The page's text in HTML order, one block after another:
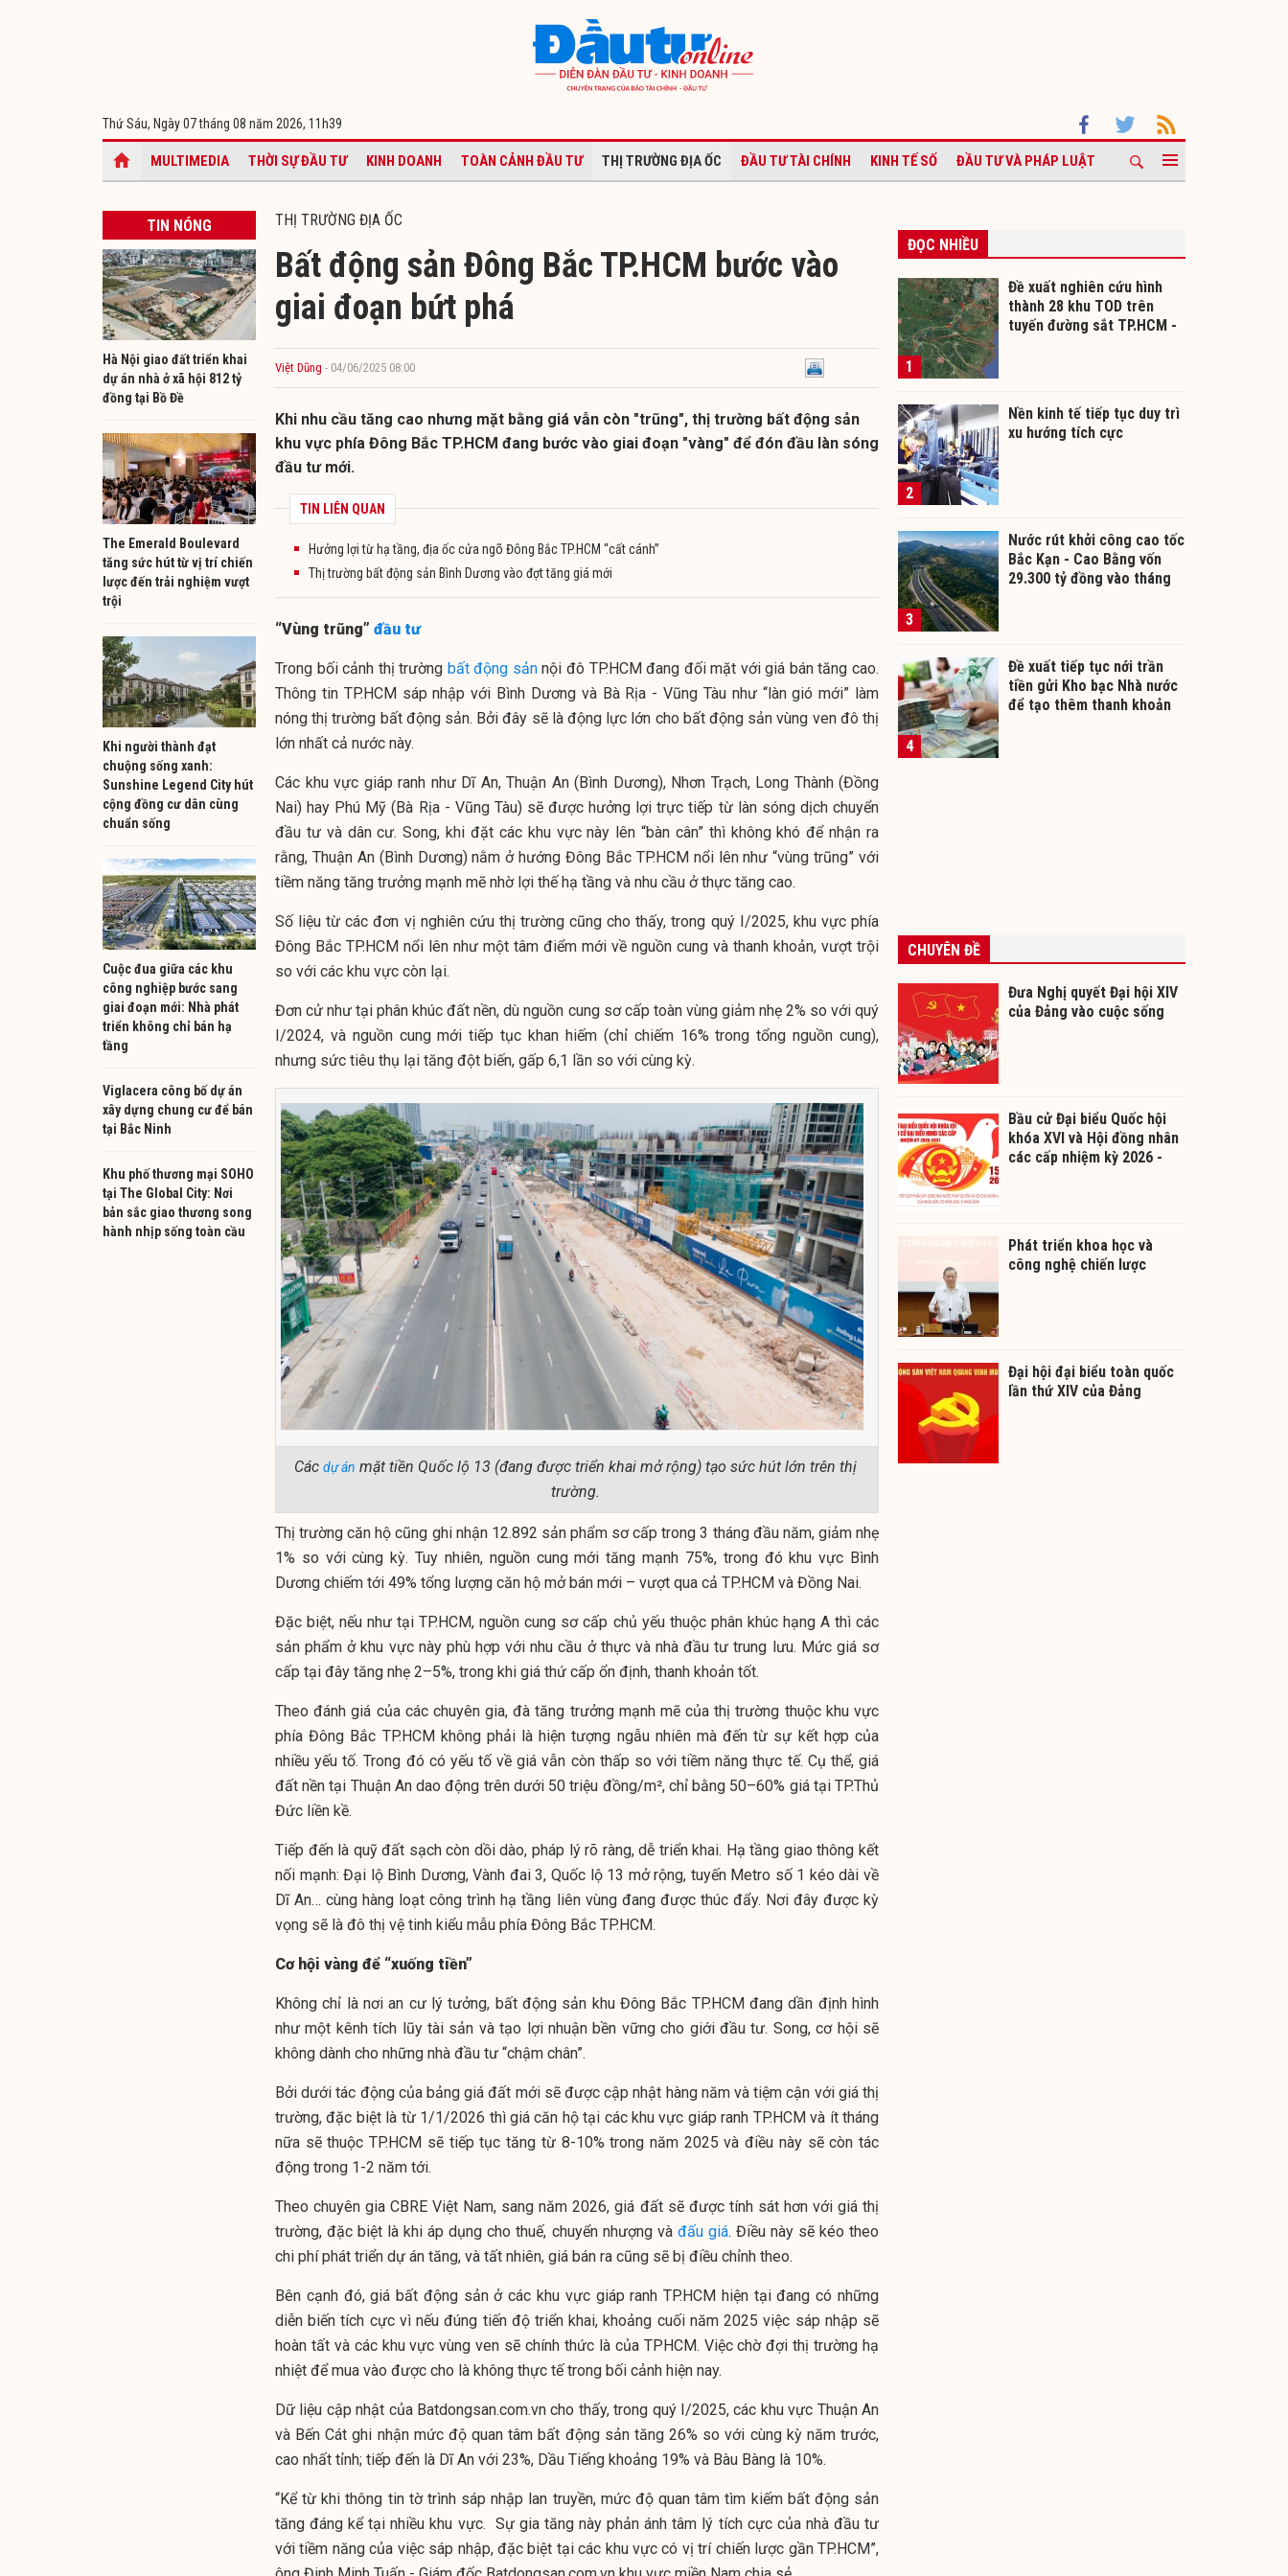
Thứ Sáu, Ngày 07 tháng 08 năm 2026, 11h39
MULTIMEDIA THỜI SỰ ĐẦU TƯ KINH DOANH TOÀN CẢNH ĐẦU TƯ THỊ TRƯỜNG ĐỊA ỐC ĐẦU TƯ TÀI CHÍNH KINH TẾ SỐ ĐẦU TƯ VÀ PHÁP LUẬT
TIN NÓNG
Hà Nội giao đất triển khai
dự án nhà ở xã hội 812 tỷ
đồng tại Bồ Đề
The Emerald Boulevard
tăng sức hút từ vị trí chiến
lược đến trải nghiệm vượt
trội
Khi người thành đạt
chuộng sống xanh:
Sunshine Legend City hút
cộng đồng cư dân cùng
chuẩn sống
Cuộc đua giữa các khu
công nghiệp bước sang
giai đoạn mới: Nhà phát
triển không chỉ bán hạ
tầng
Viglacera công bố dự án
xây dựng chung cư để bán
tại Bắc Ninh
Khu phố thương mại SOHO
tại The Global City: Nơi
bản sắc giao thương song
hành nhịp sống toàn cầu
THỊ TRƯỜNG ĐỊA ỐC
Bất động sản Đông Bắc TP.HCM bước vào
giai đoạn bứt phá
Việt Dũng - 04/06/2025 08:00
Khi nhu cầu tăng cao nhưng mặt bằng giá vẫn còn "trũng", thị trường bất động sản
khu vực phía Đông Bắc TP.HCM đang bước vào giai đoạn "vàng" để đón đầu làn sóng
đầu tư mới.
TIN LIÊN QUAN
Hưởng lợi từ hạ tầng, địa ốc cửa ngõ Đông Bắc TP.HCM “cất cánh”
Thị trường bất động sản Bình Dương vào đợt tăng giá mới
“Vùng trũng” đầu tư
Trong bối cảnh thị trường bất động sảnnội đô TP.HCM đang đối mặt với giá bán tăng cao.
Thông tin TP.HCM sáp nhập với Bình Dương và Bà Rịa - Vũng Tàu như “làn gió mới” làm
nóng thị trường bất động sản. Bởi đây sẽ là động lực lớn cho bất động sản vùng ven đô thị
lớn nhất cả nước này.
Các khu vực giáp ranh như Dĩ An, Thuận An (Bình Dương), Nhơn Trạch, Long Thành (Đồng
Nai) hay Phú Mỹ (Bà Rịa - Vũng Tàu) sẽ được hưởng lợi trực tiếp từ làn sóng dịch chuyển
đầu tư và dân cư. Song, khi đặt các khu vực này lên “bàn cân” thì không khó để nhận ra
rằng, Thuận An (Bình Dương) nằm ở hướng Đông Bắc TP.HCM nổi lên như “vùng trũng” với
tiềm năng tăng trưởng mạnh mẽ nhờ lợi thế hạ tầng và nhu cầu ở thực tăng cao.
Số liệu từ các đơn vị nghiên cứu thị trường cũng cho thấy, trong quý I/2025, khu vực phía
Đông Bắc TP.HCM nổi lên như một tâm điểm mới về nguồn cung và thanh khoản, vượt trội
so với các khu vực còn lại.
Đơn cử như tại phân khúc đất nền, dù nguồn cung sơ cấp toàn vùng giảm nhẹ 2% so với quý
I/2024, và nguồn cung mới tiếp tục khan hiếm (chỉ chiếm 16% trong tổng nguồn cung),
nhưng sức tiêu thụ lại tăng đột biến, gấp 6,1 lần so với cùng kỳ.
Các dự án mặt tiền Quốc lộ 13 (đang được triển khai mở rộng) tạo sức hút lớn trên thị
trường.
Thị trường căn hộ cũng ghi nhận 12.892 sản phẩm sơ cấp trong 3 tháng đầu năm, giảm nhẹ
1% so với cùng kỳ. Tuy nhiên, nguồn cung mới tăng mạnh 75%, trong đó khu vực Bình
Dương chiếm tới 49% tổng lượng căn hộ mở bán mới – vượt qua cả TP.HCM và Đồng Nai.
Đặc biệt, nếu như tại TP.HCM, nguồn cung sơ cấp chủ yếu thuộc phân khúc hạng A thì các
sản phẩm ở khu vực này phù hợp với nhu cầu ở thực và nhà đầu tư trung lưu. Mức giá sơ
cấp tại đây tăng nhẹ 2–5%, trong khi giá thứ cấp ổn định, thanh khoản tốt.
Theo đánh giá của các chuyên gia, đà tăng trưởng mạnh mẽ của thị trường thuộc khu vực
phía Đông Bắc TP.HCM không phải là hiện tượng ngẫu nhiên mà đến từ sự kết hợp của
nhiều yếu tố. Trong đó có yếu tố về giá vẫn còn thấp so với tiềm năng thực tế. Cụ thể, giá
đất nền tại Thuận An dao động trên dưới 50 triệu đồng/m², chỉ bằng 50–60% giá tại TP.Thủ
Đức liền kề.
Tiếp đến là quỹ đất sạch còn dồi dào, pháp lý rõ ràng, dễ triển khai. Hạ tầng giao thông kết
nối mạnh: Đại lộ Bình Dương, Vành đai 3, Quốc lộ 13 mở rộng, tuyến Metro số 1 kéo dài về
Dĩ An… cùng hàng loạt công trình hạ tầng liên vùng đang được thúc đẩy. Nơi đây được kỳ
vọng sẽ là đô thị vệ tinh kiểu mẫu phía Đông Bắc TP.HCM.
Cơ hội vàng để “xuống tiền”
Không chỉ là nơi an cư lý tưởng, bất động sản khu Đông Bắc TP.HCM đang dần định hình
như một kênh tích lũy tài sản và tạo lợi nhuận bền vững cho giới đầu tư. Song, cơ hội sẽ
không dành cho những nhà đầu tư “chậm chân”.
Bởi dưới tác động của bảng giá đất mới sẽ được cập nhật hàng năm và tiệm cận với giá thị
trường, đặc biệt là từ 1/1/2026 thì giá căn hộ tại các khu vực giáp ranh TP.HCM và ít tháng
nữa sẽ thuộc TP.HCM sẽ tiếp tục tăng từ 8-10% trong năm 2025 và điều này sẽ còn tác
động trong 1-2 năm tới.
Theo chuyên gia CBRE Việt Nam, sang năm 2026, giá đất sẽ được tính sát hơn với giá thị
trường, đặc biệt là khi áp dụng cho thuế, chuyển nhượng và đấu giá. Điều này sẽ kéo theo
chi phí phát triển dự án tăng, và tất nhiên, giá bán ra cũng sẽ bị điều chỉnh theo.
Bên cạnh đó, giá bất động sản ở các khu vực giáp ranh TP.HCM hiện tại đang có những
diễn biến tích cực vì nếu đúng tiến độ triển khai, khoảng cuối năm 2025 việc sáp nhập sẽ
hoàn tất và các khu vực vùng ven sẽ chính thức là của TPHCM. Việc chờ đợi thị trường hạ
nhiệt để mua vào được cho là không thực tế trong bối cảnh hiện nay.
Dữ liệu cập nhật của Batdongsan.com.vn cho thấy, trong quý I/2025, các khu vực Thuận An
và Bến Cát ghi nhận mức độ quan tâm bất động sản tăng 26% so với cùng kỳ năm trước,
cao nhất tỉnh; tiếp đến là Dĩ An với 23%, Dầu Tiếng khoảng 19% và Bàu Bàng là 10%.
“Kể từ khi thông tin tờ trình sáp nhập lan truyền, mức độ quan tâm tìm kiếm bất động sản
tăng đáng kể tại nhiều khu vực. Sự gia tăng này phản ánh tâm lý tích cực của nhà đầu tư
với tiềm năng của việc sáp nhập, đặc biệt tại các khu vực có vị trí chiến lược gần TP.HCM”,
ĐỌC NHIỀU
1
Đề xuất nghiên cứu hình
thành 28 khu TOD trên
tuyến đường sắt TP.HCM -
2
Nền kinh tế tiếp tục duy trì
xu hướng tích cực
3
Nước rút khởi công cao tốc
Bắc Kạn - Cao Bằng vốn
29.300 tỷ đồng vào tháng
4
Đề xuất tiếp tục nới trần
tiền gửi Kho bạc Nhà nước
để tạo thêm thanh khoản
CHUYÊN ĐỀ
Đưa Nghị quyết Đại hội XIV
của Đảng vào cuộc sống
Bầu cử Đại biểu Quốc hội
khóa XVI và Hội đồng nhân
các cấp nhiệm kỳ 2026 -
Phát triển khoa học và
công nghệ chiến lược
Đại hội đại biểu toàn quốc
lần thứ XIV của Đảng